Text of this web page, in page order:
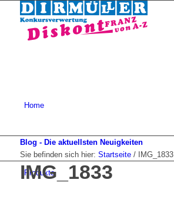
Home
Produkte
Blog - Die aktuellsten Neuigkeiten
Sie befinden sich hier: Startseite / IMG_1833
IMG_1833